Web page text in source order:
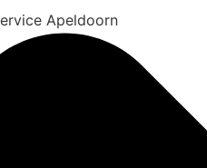
Apeldoorn